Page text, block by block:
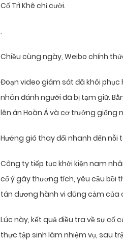
Cố Trì Khê chỉ cười.
.
Chiều cùng ngày, Weibo chính
Đoạn video giám sát đã khôi
nhân đánh người đã bị tạm giữ.
lên án Hoàn Á và cơ trưởng giống
Hướng gió thay đổi nhanh đến nỗi
Công ty tiếp tục khởi kiện nam
cố ý gây thương tích, yêu cầu bồi
tán dương hành vi dũng cảm của
Lúc này, kết quả điều tra về sự cố
thực tập sinh làm nhiệm vụ, sau